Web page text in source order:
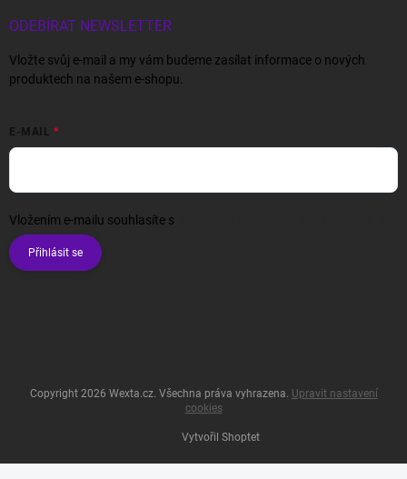
ODEBÍRAT NEWSLETTER
Vložte svůj e-mail a my vám budeme zasílat informace o nových
produktech na našem e-shopu.
E-MAIL
Vložením e-mailu souhlasíte s
Přihlásit se
Vytvořil Shoptet
Copyright 2026 Wexta.cz. Všechna práva vyhrazena. Upravit nastavení
cookies